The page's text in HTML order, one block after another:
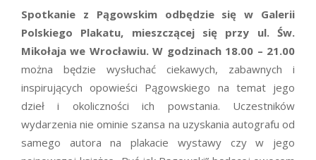
Spotkanie z Pągowskim odbędzie się w Galerii
Polskiego Plakatu, mieszczącej się przy ul. Św.
Mikołaja we Wrocławiu. W godzinach 18.00 – 21.00
można będzie wysłuchać ciekawych, zabawnych i
inspirujących opowieści Pągowskiego na temat jego
dzieł i okoliczności ich powstania. Uczestników
wydarzenia nie ominie szansa na uzyskania autografu od
samego autora na plakacie wystawy czy w jego